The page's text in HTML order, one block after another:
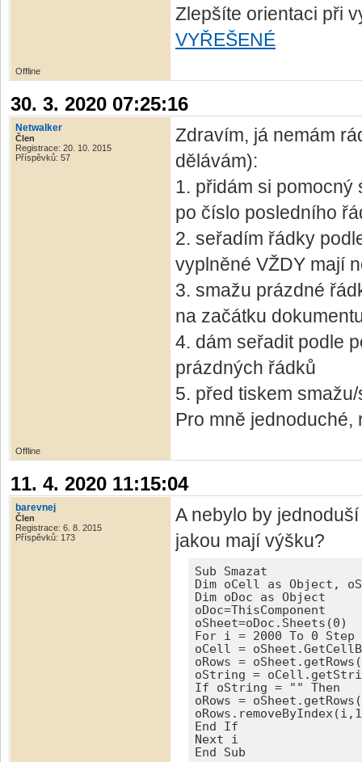
Zlepšíte orientaci při
VYŘEŠENÉ
Offline
30. 3. 2020 07:25:16
Netwalker
Člen
Registrace: 20. 10. 2015
Příspěvků: 57
Zdravím, já nemám
dělávám):
1. přidám si
po číslo posledního
2. seřadím řádky
vyplněné VŽDY mají
3. smažu prázdné
na začátku
4. dám seřadit podle
prázdných řádků
5. před tiskem
Pro mně
Offline
11. 4. 2020 11:15:04
barevnej
Člen
Registrace: 6. 8. 2015
Příspěvků: 173
A nebylo by
jakou mají výšku?
Sub Smazat
Dim oCell as Object,
Dim oDoc as Object
oDoc=ThisComponent
oSheet=oDoc.Sheets(0)
For i = 2000 To 0 Step
oCell =
oRows =
oString =
If oString = "" Then
oRows =
End If
Next i
End Sub